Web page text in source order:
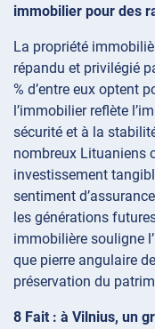
immobilier pour des
La propriété
répandu et privilégié
% d’entre eux optent
l’immobilier reflète
sécurité et à la
nombreux Lituaniens
investissement
sentiment
les générations
immobilière souligne
que pierre angulaire
préservation du
8 Fait : à Vilnius, un